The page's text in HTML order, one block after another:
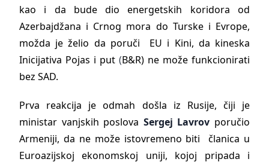
kao i da bude dio energetskih koridora od
Azerbajdžana i Crnog mora do Turske i Evrope,
možda je želio da poruči EU i Kini, da kineska
Inicijativa Pojas i put (B&R) ne može funkcionirati
bez SAD.
Prva reakcija je odmah došla iz Rusije, čiji je
ministar vanjskih poslova Sergej Lavrov poručio
Armeniji, da ne može istovremeno biti članica u
Euroazijskoj ekonomskoj uniji, kojoj pripada i